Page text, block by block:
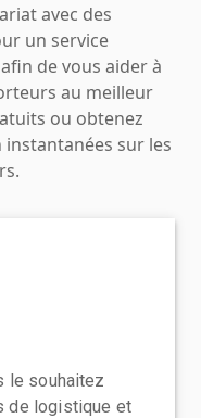
avec des
un service
de vous aider à
au meilleur
ou obtenez
sur les
le souhaitez
de logistique et